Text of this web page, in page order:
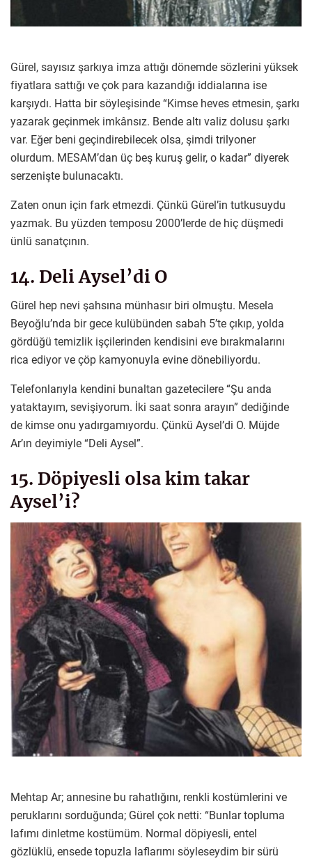
Gürel, sayısız şarkıya imza attığı dönemde sözlerini yüksek
fiyatlara sattığı ve çok para kazandığı iddialarına ise
karşıydı. Hatta bir söyleşisinde “Kimse heves etmesin, şarkı
yazarak geçinmek imkânsız. Bende altı valiz dolusu şarkı
var. Eğer beni geçindirebilecek olsa, şimdi trilyoner
olurdum. MESAM’dan üç beş kuruş gelir, o kadar” diyerek
serzenişte bulunacaktı.
Zaten onun için fark etmezdi. Çünkü Gürel’in tutkusuydu
yazmak. Bu yüzden temposu 2000’lerde de hiç düşmedi
ünlü sanatçının.
14. Deli Aysel’di O
Gürel hep nevi şahsına münhasır biri olmuştu. Mesela
Beyoğlu’nda bir gece kulübünden sabah 5’te çıkıp, yolda
gördüğü temizlik işçilerinden kendisini eve bırakmalarını
rica ediyor ve çöp kamyonuyla evine dönebiliyordu.
Telefonlarıyla kendini bunaltan gazetecilere “Şu anda
yataktayım, sevişiyorum. İki saat sonra arayın” dediğinde
de kimse onu yadırgamıyordu. Çünkü Aysel’di O. Müjde
Ar’ın deyimiyle “Deli Aysel”.
15. Döpiyesli olsa kim takar
Aysel’i?
Mehtap Ar; annesine bu rahatlığını, renkli kostümlerini ve
peruklarını sorduğunda; Gürel çok netti: “Bunlar topluma
lafımı dinletme kostümüm. Normal döpiyesli, entel
gözlüklü, ensede topuzla laflarımı söyleseydim bir sürü